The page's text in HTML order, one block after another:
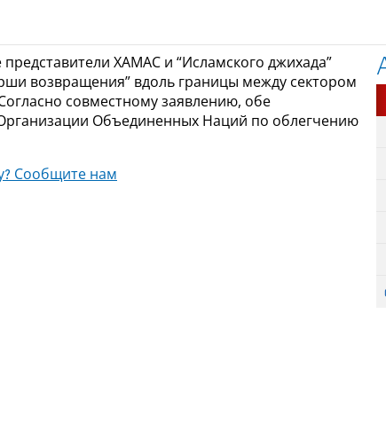
ХАМАС и “Исламского джихада”
возвращения” вдоль границы между сектором
совместному заявлению, обе
Объединенных Наций по облегчению
Сообщите нам